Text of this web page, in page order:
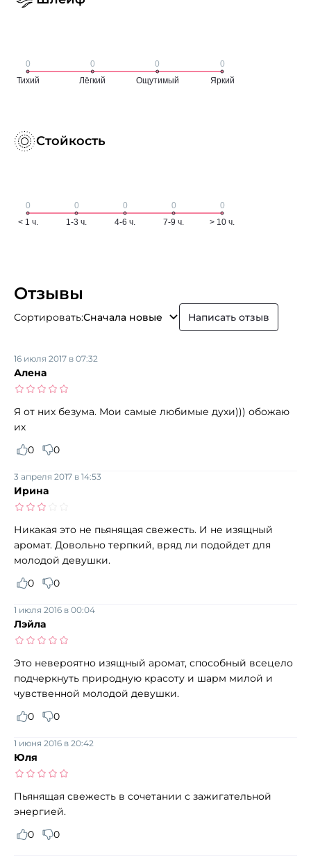
Стойкость
Отзывы
Сортировать:Сначала новые Написать отзыв
Алена
16 июля 2017 в 07:32
Я от них безума. Мои самые любимые духи))) обожаю
их
0
0
Ирина
3 апреля 2017 в 14:53
Никакая это не пьянящая свежесть. И не изящный
аромат. Довольно терпкий, вряд ли подойдет для
молодой девушки.
0
0
Лэйла
1 июля 2016 в 00:04
Это невероятно изящный аромат, способный всецело
подчеркнуть природную красоту и шарм милой и
чувственной молодой девушки.
0
0
Юля
1 июня 2016 в 20:42
Пьянящая свежесть в сочетании с зажигательной
энергией.
0
0